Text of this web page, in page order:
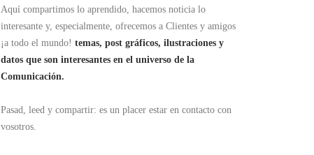
Aquí compartimos lo aprendido, hacemos noticia lo
interesante y, especialmente, ofrecemos a Clientes y amigos
¡a todo el mundo! temas, post gráficos, ilustraciones y
datos que son interesantes en el universo de la
Comunicación.
Pasad, leed y compartir: es un placer estar en contacto con
vosotros.